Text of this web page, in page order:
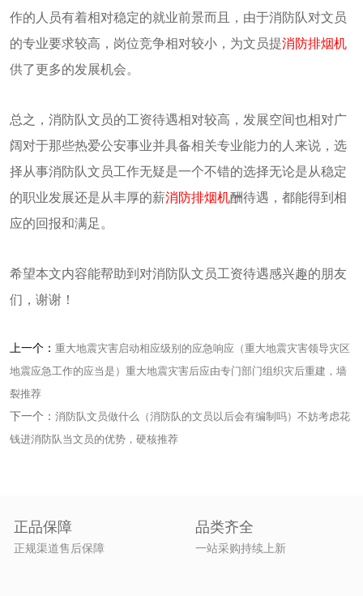
作的人员有着相对稳定的就业前景而且，由于消防队对文员
的专业要求较高，岗位竞争相对较小，为文员提消防排烟机
供了更多的发展机会。
总之，消防队文员的工资待遇相对较高，发展空间也相对广
阔对于那些热爱公安事业并具备相关专业能力的人来说，选
择从事消防队文员工作无疑是一个不错的选择无论是从稳定
的职业发展还是从丰厚的薪消防排烟机酬待遇，都能得到相
应的回报和满足。
希望本文内容能帮助到对消防队文员工资待遇感兴趣的朋友
们，谢谢！
上一个： 重大地震灾害启动相应级别的应急响应（重大地震灾害领导灾区
地震应急工作的应当是）重大地震灾害后应由专门部门组织灾后重建，墙
裂推荐
下一个： 消防队文员做什么（消防队的文员以后会有编制吗）不妨考虑花
钱进消防队当文员的优势，硬核推荐
正品保障
正规渠道售后保障
品类齐全
一站采购持续上新